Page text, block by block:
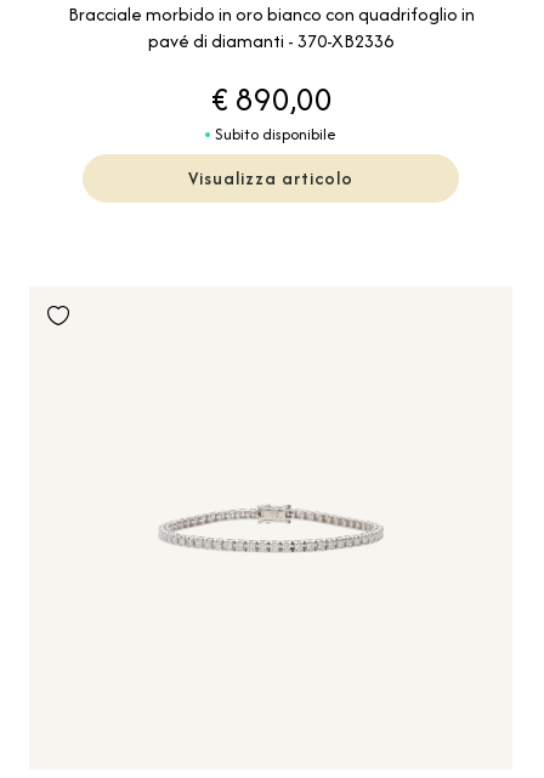
Bracciale morbido in oro bianco con quadrifoglio in
pavé di diamanti - 370-XB2336
€ 890,00
Subito disponibile
Visualizza articolo